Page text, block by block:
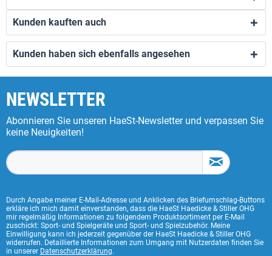
Kunden kauften auch
Kunden haben sich ebenfalls angesehen
NEWSLETTER
Abonnieren Sie unseren HaeSt-Newsletter und verpassen Sie
keine Neuigkeiten!
Durch Angabe meiner E-Mail-Adresse und Anklicken des Briefumschlag-Buttons
erkläre ich mich damit einverstanden, dass die HaeSt Haedicke & Stiller OHG
mir regelmäßig Informationen zu folgendem Produktsortiment per E-Mail
zuschickt: Sport- und Spielgeräte und Sport- und Spielzubehör. Meine
Einwilligung kann ich jederzeit gegenüber der HaeSt Haedicke & Stiller OHG
widerrufen. Detaillierte Informationen zum Umgang mit Nutzerdaten finden Sie
in unserer Datenschutzerklärung.